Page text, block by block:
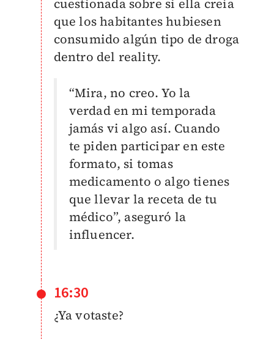
cuestionada sobre si ella creía
que los habitantes hubiesen
consumido algún tipo de droga
dentro del reality.
“Mira, no creo. Yo la
verdad en mi temporada
jamás vi algo así. Cuando
te piden participar en este
formato, si tomas
medicamento o algo tienes
que llevar la receta de tu
médico”, aseguró la
influencer.
16:30
¿Ya votaste?